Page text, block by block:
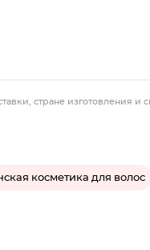
стране изготовления и
косметика для волос